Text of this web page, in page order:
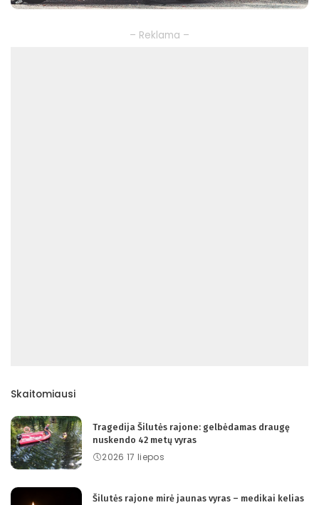
– Reklama –
Skaitomiausi
Tragedija Šilutės rajone: gelbėdamas draugę
nuskendo 42 metų vyras
2026 17 liepos
Šilutės rajone mirė jaunas vyras – medikai kelias